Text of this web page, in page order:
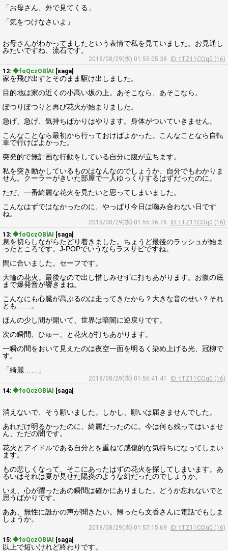
「お母さん、外で見てくる」
「気をつけなさいよ」
お母さんがわかってましたという表情で私を見ていました。お見通し
みたいですね、流石です。
2018/08/29(水) 01:55:05.38
ID: tTZ11COq0 (16)
12: ◆foQczOBlAI [saga]
家を飛び出すとそのまま駆け出しました。
目的地は家の近くの小高い坂の上。あそこなら、あそこなら。
ぽつりぽつりと再び花火が始まりました。
急げ、急げ、気持ちばかりはやります。身体がついていきません。
こんなことなら最初から行っておけばよかった。こんなことなら自転
車で行けばよかった。
突発的で無計画な行動をしている自分に腹が立ちます。
私を突き動かしているものはなんなのでしょうか、自分でもわかりま
せん。クーラーがきいた部屋で一人ゆっくりするはずだったのに。
ただ、一番綺麗な花火を見たいと思ってしまいました。
こんなはずではなかったのに、やっぱり今日は噛み合わない日です
ね。
2018/08/29(水) 01:55:36.76
ID: tTZ11COq0 (16)
13: ◆foQczOBlAI [saga]
息を切らしながらたどり着きました。ちょうど最後のラッシュが始ま
ったところです。J-POPでいうならラスサビですね。
間に合いました。セーフです。
大輪の花火。最後なので出し惜しみせずに打ちあがります。お腹の底
まで爆発音が響きまね。
こんなにも心臓が高ぶるのは走ってきたから？大きな音のせい？それ
とも……。
ほんの少し間が開いて、世界は暗闇に逆戻りです。
次の瞬間、ひゅー、と花火が打ちあがります。
一瞬の間をおいて見えたのは夜空一面を明るく染め上げる光、冠柳で
す。
「綺麗……」
2018/08/29(水) 01:56:41.41
ID: tTZ11COq0 (16)
14: ◆foQczOBlAI [saga]
消えないで、そう願いました。しかし、願いは届きませんでした。
あれだけ明るかったのに、綺麗だったのに。今は何も残ってはいませ
ん、ただの闇です。
花火とアイドルである自分とを重ねて感傷的な気持ちになってしまい
ます。
もの悲しくなって、そこにあったはずの花火を探してしまいます。あ
るいはそれは夏が見せた陽炎のような幻だったのでしょうか。
いえ、心が躍ったあの瞬間は確かにありました。どうか忘れないでと
思うばかりです。
ああ、無性に誰かの声が聞きたい。帰ったら文香さんに電話でもしま
しょうか。
2018/08/29(水) 01:57:15.69
ID: tTZ11COq0 (16)
15: ◆foQczOBlAI [saga]
以上で短いけれど終わりです。